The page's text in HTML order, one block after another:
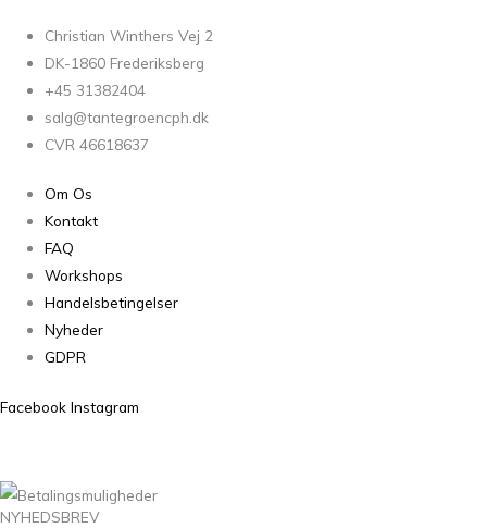
Christian Winthers Vej 2
DK-1860 Frederiksberg
+45 31382404
salg@tantegroencph.dk
CVR 46618637
Om Os
Kontakt
FAQ
Workshops
Handelsbetingelser
Nyheder
GDPR
Facebook Instagram
NYHEDSBREV